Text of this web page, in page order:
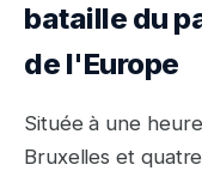
bataille du
de l'Europe
Située à une
Bruxelles et